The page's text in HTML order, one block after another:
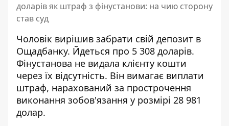
доларів як штраф з фінустанови: на чию сторону
став суд
Чоловік вирішив забрати свій депозит в
Ощадбанку. Йдеться про 5 308 доларів.
Фінустанова не видала клієнту кошти
через їх відсутність. Він вимагає виплати
штраф, нарахований за прострочення
виконання зобов'язання у розмірі 28 981
долар.